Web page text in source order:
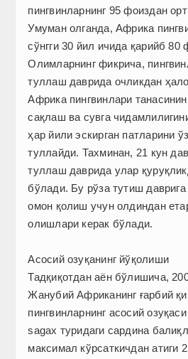
пингвинларнинг 95 фоиздан
Умуман олганда, Африка
сўнгги 30 йил ичида қарийб 80
Олимларнинг фикрича,
туллаш даврида очликдан
Африка пингвинлари
сақлаш ва сувга
ҳар йили эскирган патларини
туллайди. Тахминан, 21 кун
туллаш даврида улар
бўлади. Бу рўза тутиш
омон қолиш учун олдиндан
олишлари керак бўлади.
Асосий озуқанинг йўқолиши
Тадқиқотдан аён бўлишича,
Жанубий Африканинг ғарбий
пингвинларнинг асосий
sagax туридаги сардина
максимал кўрсаткичдан атиги